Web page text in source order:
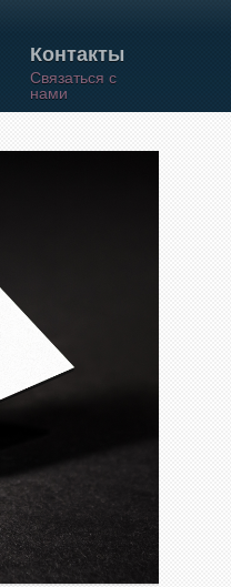
Контакты
Связаться с
нами